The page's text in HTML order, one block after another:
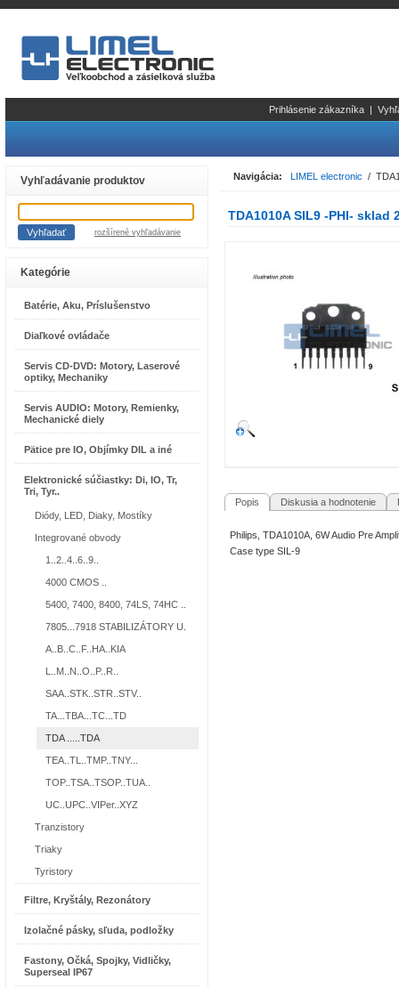
Prihlásenie zákazníka |
Vyhľadávanie produktov
rozšírené vyhľadávanie
Kategórie
Batérie, Aku, Príslušenstvo
Diaľkové ovládače
Servis CD-DVD: Motory, Laserové
optiky, Mechaniky
Servis AUDIO: Motory, Remienky,
Mechanické diely
Pätice pre IO, Objímky DIL a iné
Elektronické súčiastky: Di, IO, Tr,
Tri, Tyr..
Diódy, LED, Diaky, Mostíky
Integrované obvody
1..2..4..6..9..
4000 CMOS ..
5400, 7400, 8400, 74LS, 74HC ..
7805...7918 STABILIZÁTORY U.
A..B..C..F..HA..KIA
L..M..N..O..P..R..
SAA..STK..STR..STV..
TA...TBA...TC...TD
TDA .....TDA
TEA..TL..TMP..TNY...
TOP..TSA..TSOP..TUA..
UC..UPC..VIPer..XYZ
Tranzistory
Triaky
Tyristory
Filtre, Kryštály, Rezonátory
Izolačné pásky, sľuda, podložky
Fastony, Očká, Spojky, Vidličky,
Superseal IP67
Navigácia: LIMEL electronic /
TDA1010A SIL9 -PHI- sklad
Popis Diskusia a hodnotenie
Philips, TDA1010A, 6W Audio Pre
Case type SIL-9